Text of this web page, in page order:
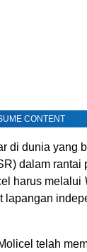
CONTENT
di dunia yang
dalam rantai
harus melalui
lapangan
telah